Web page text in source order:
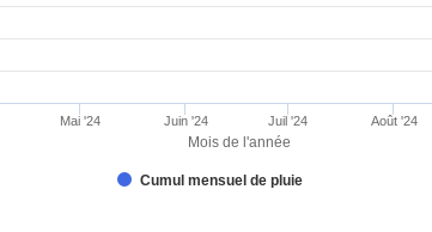
Mois de l'année
Cumul mensuel de pluie
Mai '24 Juin '24 Juil '24 Août '24